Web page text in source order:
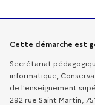
Cette démarche est
Secrétariat
informatique,
de l'enseignement
292 rue Saint Martin,